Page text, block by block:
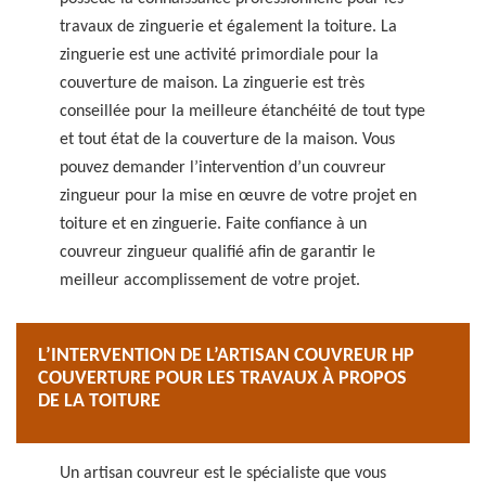
travaux de zinguerie et également la toiture. La
zinguerie est une activité primordiale pour la
couverture de maison. La zinguerie est très
conseillée pour la meilleure étanchéité de tout type
et tout état de la couverture de la maison. Vous
pouvez demander l’intervention d’un couvreur
zingueur pour la mise en œuvre de votre projet en
toiture et en zinguerie. Faite confiance à un
couvreur zingueur qualifié afin de garantir le
meilleur accomplissement de votre projet.
L’INTERVENTION DE L’ARTISAN COUVREUR HP
COUVERTURE POUR LES TRAVAUX À PROPOS
DE LA TOITURE
Un artisan couvreur est le spécialiste que vous